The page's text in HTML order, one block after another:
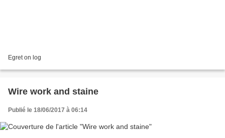
Egret on log
Wire work and staine
Publié le 18/06/2017 à 06:14